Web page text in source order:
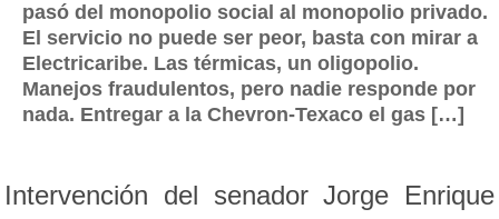
pasó del monopolio social al monopolio privado.
El servicio no puede ser peor, basta con mirar a
Electricaribe. Las térmicas, un oligopolio.
Manejos fraudulentos, pero nadie responde por
nada. Entregar a la Chevron-Texaco el gas […]
Intervención del senador Jorge Enrique